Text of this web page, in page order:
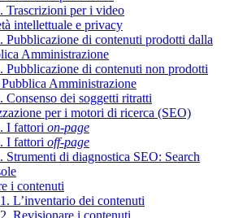
Trascrizioni per i video
intellettuale e privacy
Pubblicazione di contenuti prodotti dalla
Amministrazione
Pubblicazione di contenuti non prodotti
Amministrazione
Consenso dei soggetti ritratti
per i motori di ricerca (SEO)
I fattori on-page
I fattori off-page
Strumenti di diagnostica SEO: Search
i contenuti
L’inventario dei contenuti
Revisionare i contenuti